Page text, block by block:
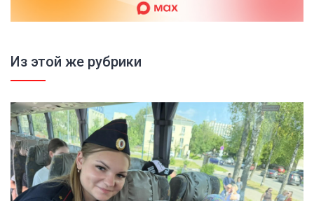
Из этой же рубрики